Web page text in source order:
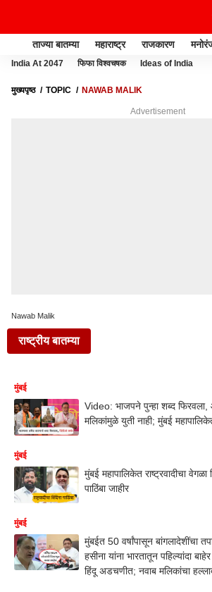
ताज्या बातम्या महाराष्ट्र राजकारण
India At 2047 फिफा विश्वचषक Ideas of India
मुख्यपृष्ठ TOPIC NAWAB MALIK
Advertisement
Nawab Malik
राष्ट्रीय बातम्या
मुंबई
Video: भाजपने पुन्हा शब्द फिरवला,
मलिकांमुळे युती नाही; मुंबई
मुंबई
मुंबई महापालिकेत राष्ट्रवादीचा
पाठिंबा जाहीर
मुंबई
मुंबईत 50 वर्षांपासून बांगलादेशींचा
हसीना यांना भारतातून पहिल्यांदा
हिंदू अडचणीत; नवाब मलिकांचा